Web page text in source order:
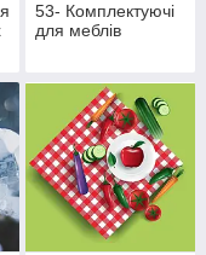
53- Комплектуючі
для меблів